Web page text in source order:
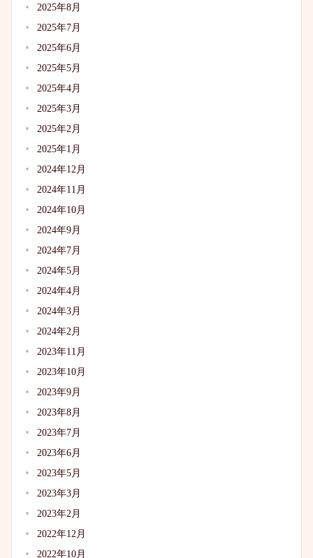
2025年8月
2025年7月
2025年6月
2025年5月
2025年4月
2025年3月
2025年2月
2025年1月
2024年12月
2024年11月
2024年10月
2024年9月
2024年7月
2024年5月
2024年4月
2024年3月
2024年2月
2023年11月
2023年10月
2023年9月
2023年8月
2023年7月
2023年6月
2023年5月
2023年3月
2023年2月
2022年12月
2022年10月